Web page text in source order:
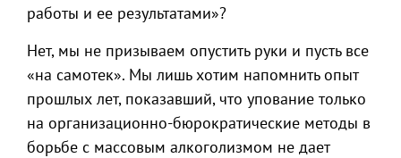
работы и ее результатами»?
Нет, мы не призываем опустить руки и пусть все
«на самотек». Мы лишь хотим напомнить опыт
прошлых лет, показавший, что упование только
на организационно-бюрократические методы в
борьбе с массовым алкоголизмом не дает